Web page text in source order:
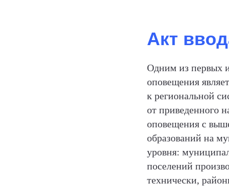
Акт
Одним из первых
оповещения
к региональной
от приведенного
оповещения с
образований на
уровня:
поселений
технически,